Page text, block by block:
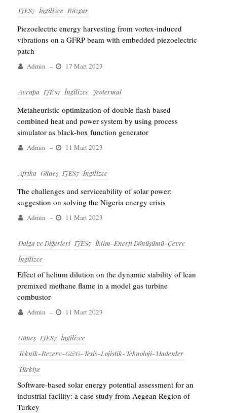
IJES7 İngilizce Rüzgar
Piezoelectric energy harvesting from vortex-induced
vibrations on a GFRP beam with embedded piezoelectric
patch
Admin – 17 Mart 2023
Avrupa IJES7 İngilizce Jeotermal
Metaheuristic optimization of double flash based
combined heat and power system by using process
simulator as black-box function generator
Admin – 11 Mart 2023
Afrika Güneş IJES7 İngilizce
The challenges and serviceability of solar power:
suggestion on solving the Nigeria energy crisis
Admin – 11 Mart 2023
Dalga ve Diğerleri IJES7 İklim-Enerji Dönüşümü-Çevre
İngilizce
Effect of helium dilution on the dynamic stability of lean
premixed methane flame in a model gas turbine
combustor
Admin – 11 Mart 2023
Güneş IJES7 İngilizce
Teknik-Rezerv-G&G-Tesis-Lojistik-Teknoloji-Madenler
Türkiye
Software-based solar energy potential assessment for an
industrial facility: a case study from Aegean Region of
Turkey